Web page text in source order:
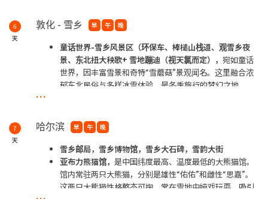
6
天
敦化 - 雪乡 早 午 晚
童话世界-雪乡风景区（环保车、棒槌山栈道、观雪乡夜
景、东北扭大秧歌+ 雪地蹦迪（视天氯而定）， 宛如童话
世界，因丰富雪景和奇特“雪蘑菇”景观闻名。这里融合浓
郁东北民俗与多样冰雪体验，是冬季旅行的梦幻之地。
...
7
天
哈尔滨 早 午 晚
雪乡邮局，雪乡博物馆，雪乡大石碑，雪韵大街
亚布力熊猫馆， 是中国纬度最高、温度最低的大熊猫馆。
馆内常驻两只大熊猫，分别是雄性“佑佑”和雌性“思嘉”。
这两只大熊猫性格憨态可掬，常在雪地中嬉戏玩耍，吸引
...